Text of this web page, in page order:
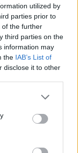
utilized by
parties prior to
of the further
third parties on the
information may
the IAB’s List of
disclose it to other
or more Google
You may click to
party tags to
in below Google
για τη
τη